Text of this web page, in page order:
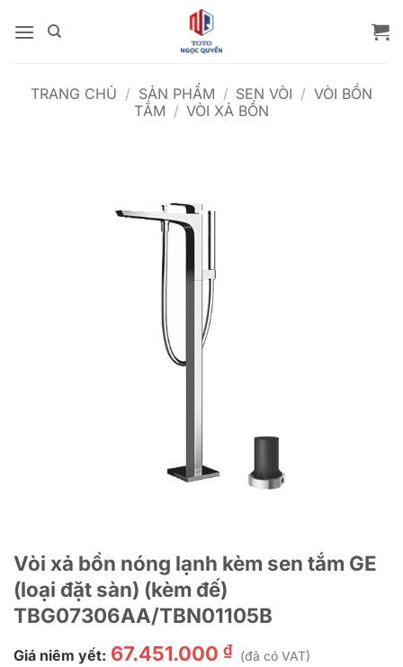
qua
TRANG CHỦ / SẢN PHẨM / SEN VÒI / VÒI BỒN
TẮM / VÒI XẢ BỒN
Vòi xả bồn nóng lạnh kèm sen tắm GE
(loại đặt sàn) (kèm đế)
TBG07306AA/TBN01105B
Giá niêm yết: 67.451.000 ₫ (đã có VAT)